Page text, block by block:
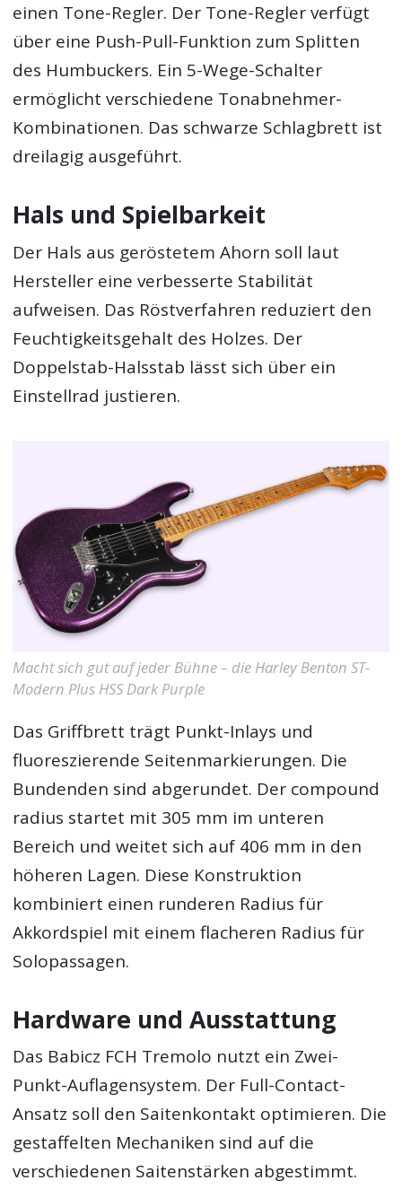
einen Tone-Regler. Der Tone-Regler verfügt
über eine Push-Pull-Funktion zum Splitten
des Humbuckers. Ein 5-Wege-Schalter
ermöglicht verschiedene Tonabnehmer-
Kombinationen. Das schwarze Schlagbrett ist
dreilagig ausgeführt.
Hals und Spielbarkeit
Der Hals aus geröstetem Ahorn soll laut
Hersteller eine verbesserte Stabilität
aufweisen. Das Röstverfahren reduziert den
Feuchtigkeitsgehalt des Holzes. Der
Doppelstab-Halsstab lässt sich über ein
Einstellrad justieren.
Macht sich gut auf jeder Bühne – die Harley Benton ST-
Modern Plus HSS Dark Purple
Das Griffbrett trägt Punkt-Inlays und
fluoreszierende Seitenmarkierungen. Die
Bundenden sind abgerundet. Der compound
radius startet mit 305 mm im unteren
Bereich und weitet sich auf 406 mm in den
höheren Lagen. Diese Konstruktion
kombiniert einen runderen Radius für
Akkordspiel mit einem flacheren Radius für
Solopassagen.
Hardware und Ausstattung
Das Babicz FCH Tremolo nutzt ein Zwei-
Punkt-Auflagensystem. Der Full-Contact-
Ansatz soll den Saitenkontakt optimieren. Die
gestaffelten Mechaniken sind auf die
verschiedenen Saitenstärken abgestimmt.